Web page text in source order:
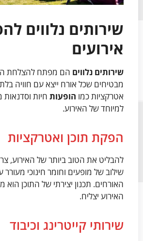
שירותים נלווים
אירועים
שירותים נלווים הם מפתח להצלחת
מבטיחים שכל אורח ייצא עם חוויה
אטרקציות כמו הופעות חיות
למיוחד של האירוע.
הפקת תוכן ואטרקציות
להבליט את הטוב ביותר של האירוע,
שילוב של מופעים וחומר חינוכי מעורר
האורחים. תכנון יצירתי של התוכן
האירוע יצליח.
שירותי קייטרינג וכיבוד